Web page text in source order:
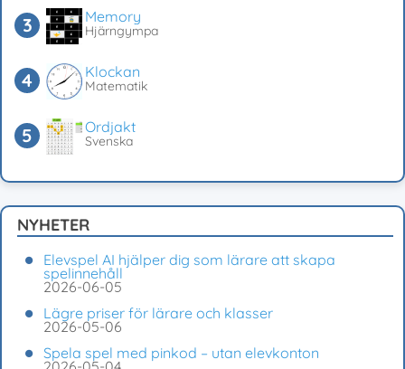
Memory
Hjärngympa
Klockan
Matematik
Ordjakt
Svenska
NYHETER
Elevspel AI hjälper dig som lärare att skapa
spelinnehåll
2026-06-05
Lägre priser för lärare och klasser
2026-05-06
Spela spel med pinkod – utan elevkonton